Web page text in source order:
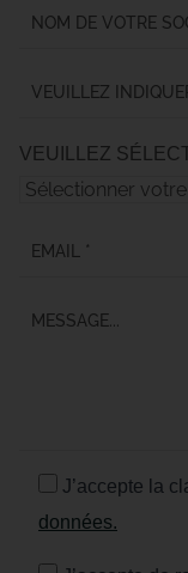
VEUILLEZ
J’accepte la
données.